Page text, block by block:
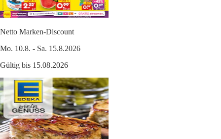
Netto Marken-Discount
Mo. 10.8. - Sa. 15.8.2026
Gültig bis 15.08.2026